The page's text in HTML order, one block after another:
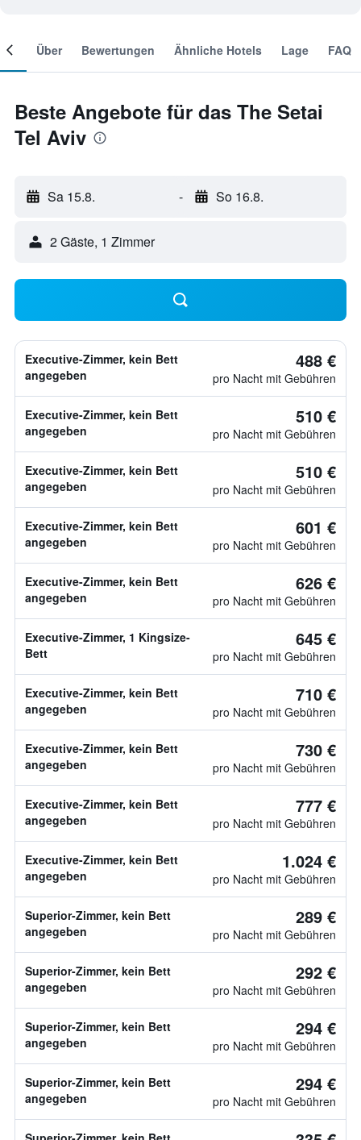
Über Bewertungen Ähnliche Hotels Lage FAQ
Beste Angebote für das The Setai
Tel Aviv
Sa 15.8. - So 16.8.
2 Gäste, 1 Zimmer
Executive-Zimmer, kein Bett
angegeben
488 €
pro Nacht mit Gebühren
Executive-Zimmer, kein Bett
angegeben
510 €
pro Nacht mit Gebühren
Executive-Zimmer, kein Bett
angegeben
510 €
pro Nacht mit Gebühren
Executive-Zimmer, kein Bett
angegeben
601 €
pro Nacht mit Gebühren
Executive-Zimmer, kein Bett
angegeben
626 €
pro Nacht mit Gebühren
Executive-Zimmer, 1 Kingsize-
Bett
645 €
pro Nacht mit Gebühren
Executive-Zimmer, kein Bett
angegeben
710 €
pro Nacht mit Gebühren
Executive-Zimmer, kein Bett
angegeben
730 €
pro Nacht mit Gebühren
Executive-Zimmer, kein Bett
angegeben
777 €
pro Nacht mit Gebühren
Executive-Zimmer, kein Bett
angegeben
1.024 €
pro Nacht mit Gebühren
Superior-Zimmer, kein Bett
angegeben
289 €
pro Nacht mit Gebühren
Superior-Zimmer, kein Bett
angegeben
292 €
pro Nacht mit Gebühren
Superior-Zimmer, kein Bett
angegeben
294 €
pro Nacht mit Gebühren
Superior-Zimmer, kein Bett
angegeben
294 €
pro Nacht mit Gebühren